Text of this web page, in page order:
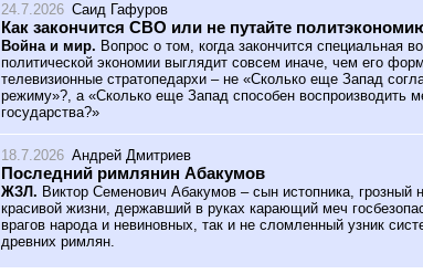
24.7.2026 Саид Гафуров
Как закончится СВО или не путайте
Война и мир. Вопрос о том, когда закончится специальная
политической экономии выглядит совсем иначе, чем его
телевизионные стратопедархи – не «Сколько еще Запад
режиму»?, а «Сколько еще Запад способен воспроизводить
государства?»
18.7.2026 Андрей Дмитриев
Последний римлянин Абакумов
ЖЗЛ. Виктор Семенович Абакумов – сын истопника,
красивой жизни, державший в руках карающий меч
врагов народа и невиновных, так и не сломленный узник
древних римлян.